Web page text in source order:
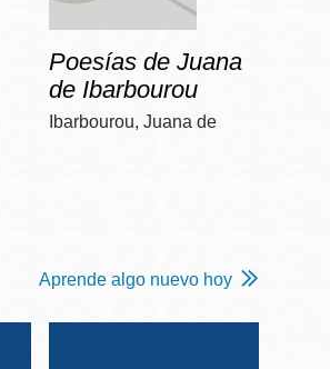
Poesías de Juana
de Ibarbourou
Ibarbourou, Juana de
Aprende algo nuevo hoy